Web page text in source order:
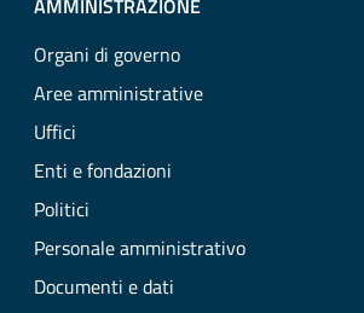
AMMINISTRAZIONE
Organi di governo
Aree amministrative
Uffici
Enti e fondazioni
Politici
Personale amministrativo
Documenti e dati